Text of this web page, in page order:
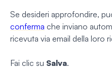
Se desideri approfondire,
conferma che inviano
ricevuta via email della loro
Fai clic su Salva.